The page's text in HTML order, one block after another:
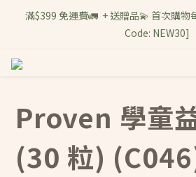
滿$399 免運費🚛  + 送贈品💫 首次購
Code: NEW30]
Proven 學童
(30 粒)